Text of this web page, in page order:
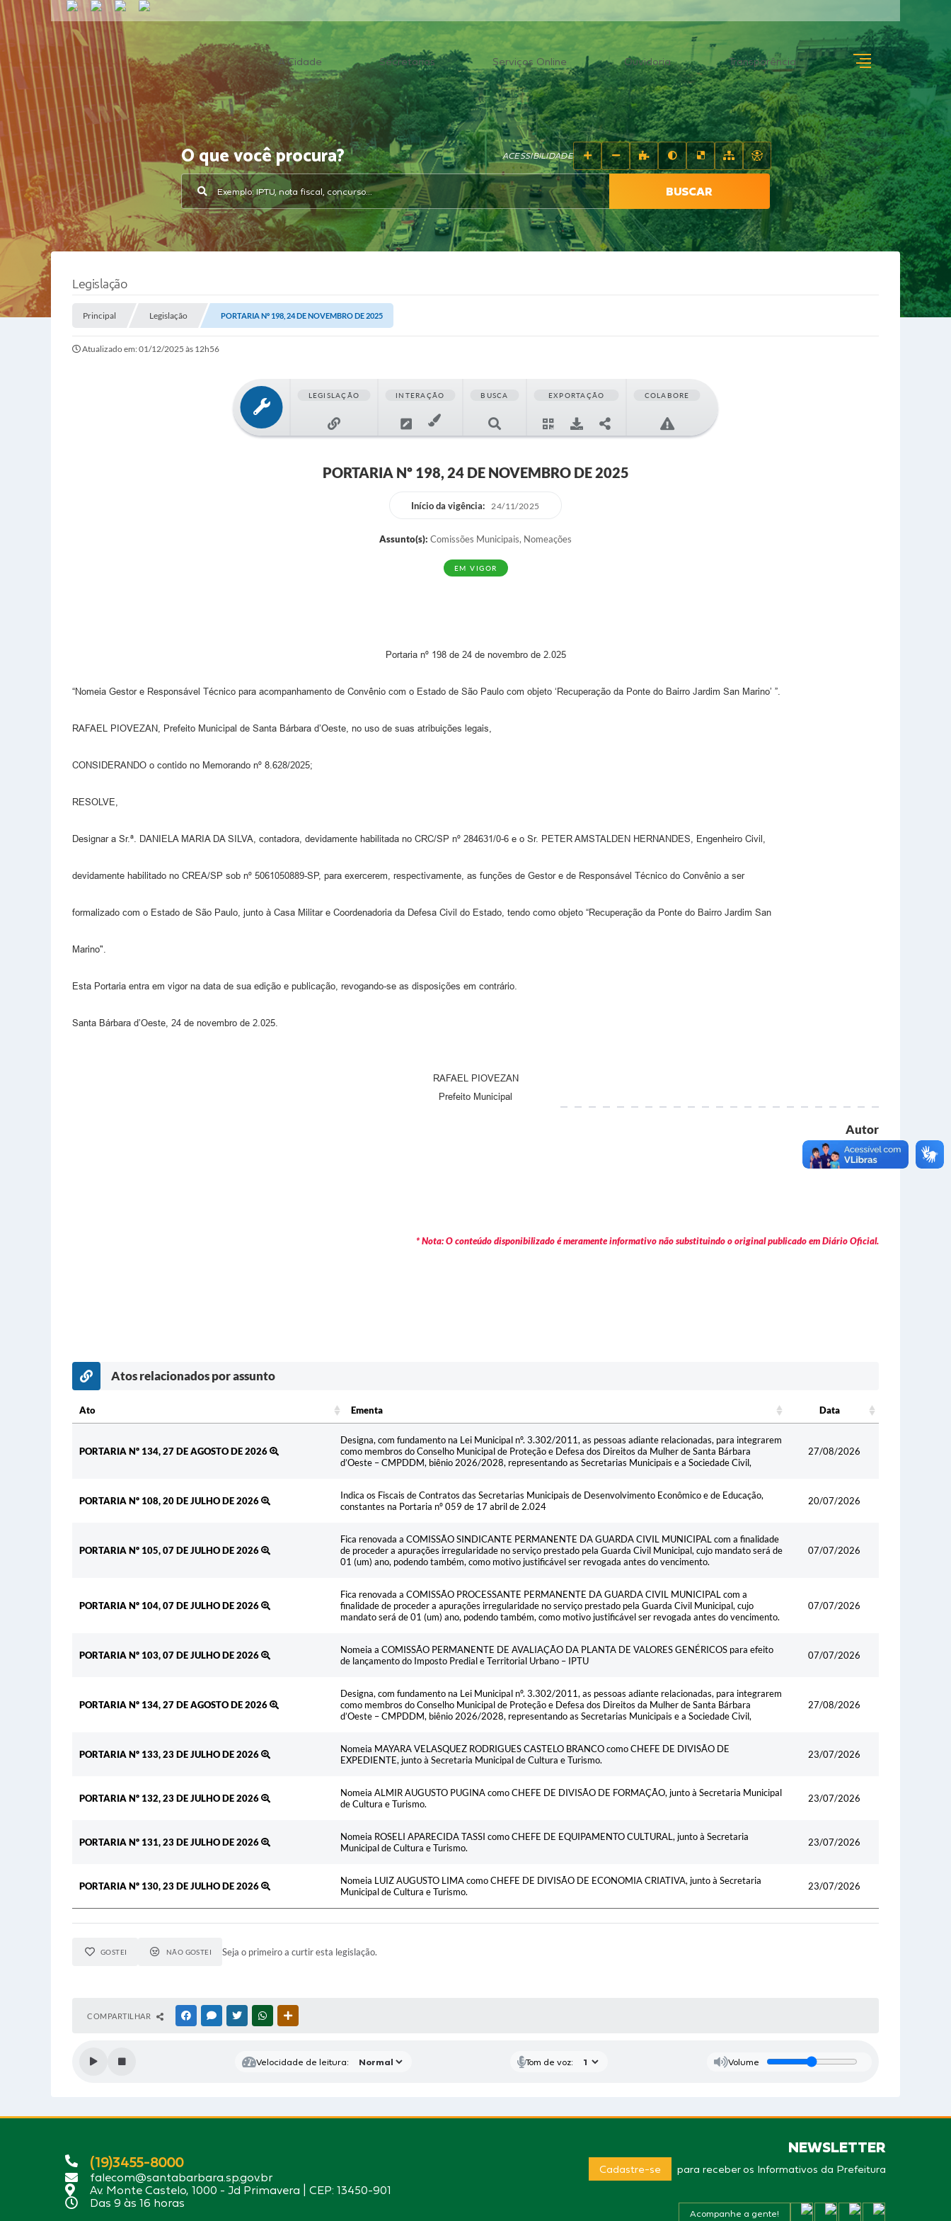
A Cidade Secretarias Serviços Online Ouvidoria Transparência
O que você procura?
BUSCAR
ACESSIBILIDADE
Legislação
Principal Legislação PORTARIA Nº 198, 24 DE NOVEMBRO DE 2025
Atualizado em: 01/12/2025 às 12h56
LEGISLAÇÃO INTERAÇÃO BUSCA EXPORTAÇÃO COLABORE
PORTARIA Nº 198, 24 DE NOVEMBRO DE 2025
Início da vigência: 24/11/2025
Assunto(s): Comissões Municipais, Nomeações
EM VIGOR
Portaria nº 198 de 24 de novembro de 2.025
“Nomeia Gestor e Responsável Técnico para acompanhamento de Convênio com o Estado de São Paulo com objeto ‘Recuperação da Ponte do Bairro Jardim San Marino’ ”.
RAFAEL PIOVEZAN, Prefeito Municipal de Santa Bárbara d’Oeste, no uso de suas atribuições legais,
CONSIDERANDO o contido no Memorando nº 8.628/2025;
RESOLVE,
Designar a Sr.ª. DANIELA MARIA DA SILVA, contadora, devidamente habilitada no CRC/SP nº 284631/0-6 e o Sr. PETER AMSTALDEN HERNANDES, Engenheiro Civil,
devidamente habilitado no CREA/SP sob nº 5061050889-SP, para exercerem, respectivamente, as funções de Gestor e de Responsável Técnico do Convênio a ser
formalizado com o Estado de São Paulo, junto à Casa Militar e Coordenadoria da Defesa Civil do Estado, tendo como objeto “Recuperação da Ponte do Bairro Jardim San
Marino".
Esta Portaria entra em vigor na data de sua edição e publicação, revogando-se as disposições em contrário.
Santa Bárbara d’Oeste, 24 de novembro de 2.025.
RAFAEL PIOVEZAN
Prefeito Municipal
Autor
Executivo
* Nota: O conteúdo disponibilizado é meramente informativo não substituindo o original publicado em Diário Oficial.
Atos relacionados por assunto
Ato Ementa
Data
PORTARIA Nº 134, 27 DE AGOSTO DE 2026
Designa, com fundamento na Lei Municipal nº. 3.302/2011, as pessoas adiante relacionadas, para integrarem
como membros do Conselho Municipal de Proteção e Defesa dos Direitos da Mulher de Santa Bárbara
d’Oeste – CMPDDM, biênio 2026/2028, representando as Secretarias Municipais e a Sociedade Civil,
27/08/2026
PORTARIA Nº 108, 20 DE JULHO DE 2026
Indica os Fiscais de Contratos das Secretarias Municipais de Desenvolvimento Econômico e de Educação,
constantes na Portaria nº 059 de 17 abril de 2.024
20/07/2026
PORTARIA Nº 105, 07 DE JULHO DE 2026
Fica renovada a COMISSÃO SINDICANTE PERMANENTE DA GUARDA CIVIL MUNICIPAL com a finalidade
de proceder a apurações irregularidade no serviço prestado pela Guarda Civil Municipal, cujo mandato será de
01 (um) ano, podendo também, como motivo justificável ser revogada antes do vencimento.
07/07/2026
PORTARIA Nº 104, 07 DE JULHO DE 2026
Fica renovada a COMISSÃO PROCESSANTE PERMANENTE DA GUARDA CIVIL MUNICIPAL com a
finalidade de proceder a apurações irregularidade no serviço prestado pela Guarda Civil Municipal, cujo
mandato será de 01 (um) ano, podendo também, como motivo justificável ser revogada antes do vencimento.
07/07/2026
PORTARIA Nº 103, 07 DE JULHO DE 2026
Nomeia a COMISSÃO PERMANENTE DE AVALIAÇÃO DA PLANTA DE VALORES GENÉRICOS para efeito
de lançamento do Imposto Predial e Territorial Urbano – IPTU
07/07/2026
PORTARIA Nº 134, 27 DE AGOSTO DE 2026
Designa, com fundamento na Lei Municipal nº. 3.302/2011, as pessoas adiante relacionadas, para integrarem
como membros do Conselho Municipal de Proteção e Defesa dos Direitos da Mulher de Santa Bárbara
d’Oeste – CMPDDM, biênio 2026/2028, representando as Secretarias Municipais e a Sociedade Civil,
27/08/2026
PORTARIA Nº 133, 23 DE JULHO DE 2026
Nomeia MAYARA VELASQUEZ RODRIGUES CASTELO BRANCO como CHEFE DE DIVISÃO DE
EXPEDIENTE, junto à Secretaria Municipal de Cultura e Turismo.
23/07/2026
PORTARIA Nº 132, 23 DE JULHO DE 2026
Nomeia ALMIR AUGUSTO PUGINA como CHEFE DE DIVISÃO DE FORMAÇÃO, junto à Secretaria Municipal
de Cultura e Turismo.
23/07/2026
PORTARIA Nº 131, 23 DE JULHO DE 2026
Nomeia ROSELI APARECIDA TASSI como CHEFE DE EQUIPAMENTO CULTURAL, junto à Secretaria
Municipal de Cultura e Turismo.
23/07/2026
PORTARIA Nº 130, 23 DE JULHO DE 2026
Nomeia LUIZ AUGUSTO LIMA como CHEFE DE DIVISÃO DE ECONOMIA CRIATIVA, junto à Secretaria
Municipal de Cultura e Turismo.
23/07/2026
GOSTEI NÃO GOSTEI Seja o primeiro a curtir esta legislação.
COMPARTILHAR FACEBOOKMESSENGER
TWITTERWHATSAPP
Velocidade de leitura: Tom de voz: Volume
(19)3455-8000
falecom@santabarbara.sp.gov.br
Av. Monte Castelo, 1000 - Jd Primavera | CEP: 13450-901
Das 9 às 16 horas
NEWSLETTER
Cadastre-se para receber os Informativos da Prefeitura
Acompanhe a gente!